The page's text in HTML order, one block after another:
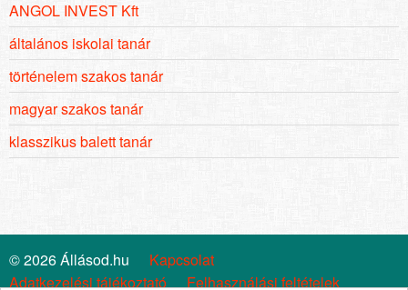
ANGOL INVEST Kft
általános iskolai tanár
történelem szakos tanár
magyar szakos tanár
klasszikus balett tanár
© 2026 Állásod.hu
Kapcsolat
Adatkezelési tájékoztató
Felhasználási feltételek